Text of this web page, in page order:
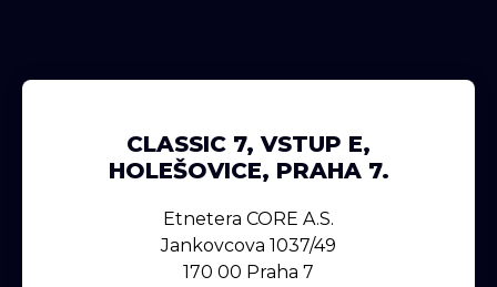
CLASSIC 7, VSTUP E,
HOLEŠOVICE, PRAHA 7.
Etnetera CORE A.s.
Jankovcova 1037/49
170 00 Praha 7